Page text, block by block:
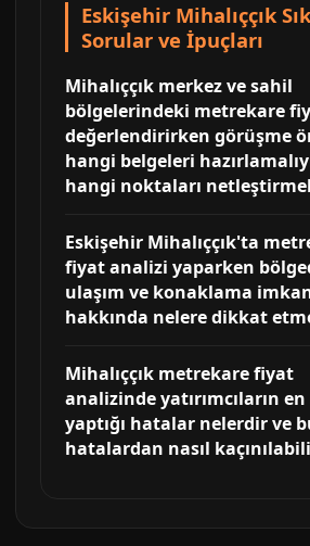
Eskişehir Mihalıççık
Sorular ve İpuçları
Mihalıççık merkez ve sahil
bölgelerindeki metrekare
değerlendirirken görüşme
hangi belgeleri
hangi noktaları
Eskişehir Mihalıççık'ta
fiyat analizi yaparken
ulaşım ve konaklama
hakkında nelere dikkat
Mihalıççık metrekare fiyat
analizinde yatırımcıların en
yaptığı hatalar nelerdir ve
hatalardan nasıl